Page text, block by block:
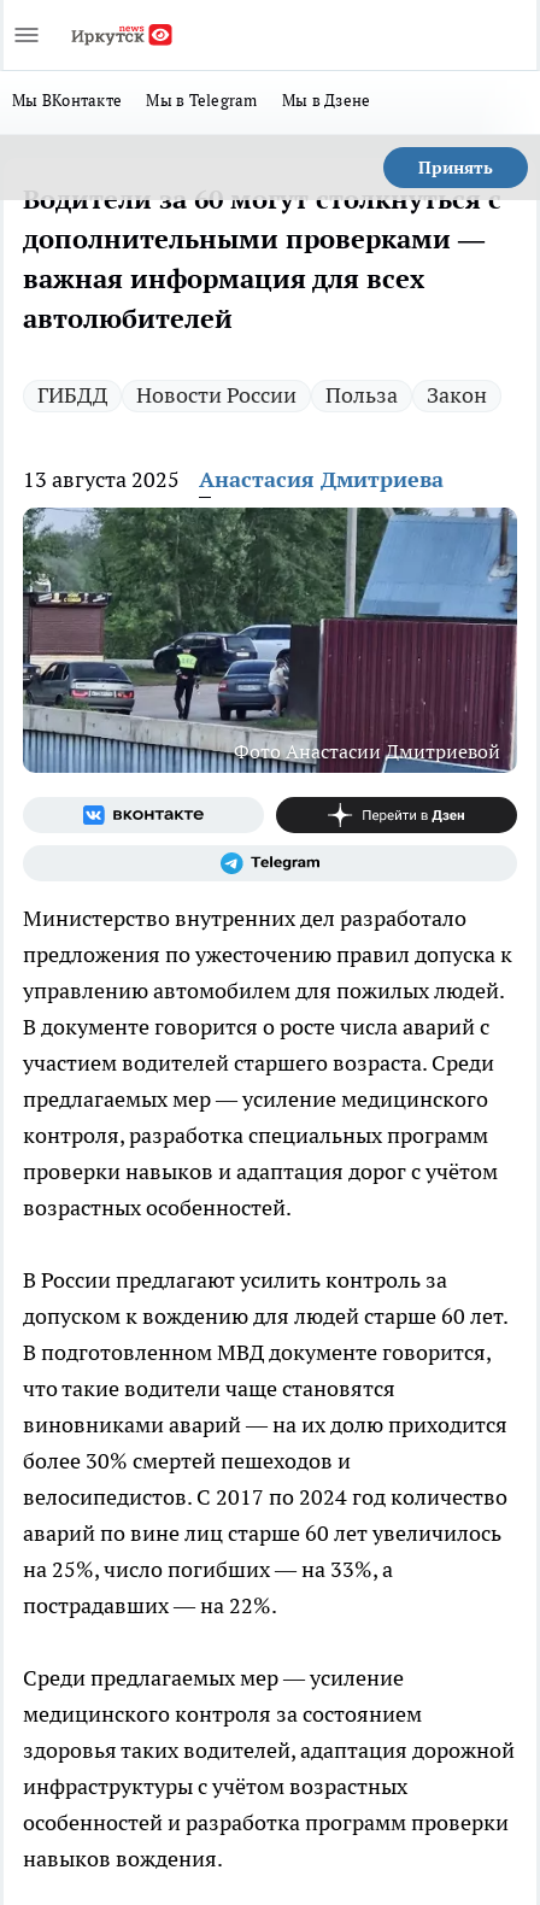
Мы ВКонтакте Мы в Telegram Мы в Дзене
Принять
Водители за 60 могут столкнуться с
дополнительными проверками —
важная информация для всех
автолюбителей
ГИБДД Новости России Польза Закон
13 августа 2025 Анастасия Дмитриева
Фото Анастасии Дмитриевой
Министерство внутренних дел разработало
предложения по ужесточению правил допуска к
управлению автомобилем для пожилых людей.
В документе говорится о росте числа аварий с
участием водителей старшего возраста. Среди
предлагаемых мер — усиление медицинского
контроля, разработка специальных программ
проверки навыков и адаптация дорог с учётом
возрастных особенностей.
В России предлагают усилить контроль за
допуском к вождению для людей старше 60 лет.
В подготовленном МВД документе говорится,
что такие водители чаще становятся
виновниками аварий — на их долю приходится
более 30% смертей пешеходов и
велосипедистов. С 2017 по 2024 год количество
аварий по вине лиц старше 60 лет увеличилось
на 25%, число погибших — на 33%, а
пострадавших — на 22%.
Среди предлагаемых мер — усиление
медицинского контроля за состоянием
здоровья таких водителей, адаптация дорожной
инфраструктуры с учётом возрастных
особенностей и разработка программ проверки
навыков вождения.